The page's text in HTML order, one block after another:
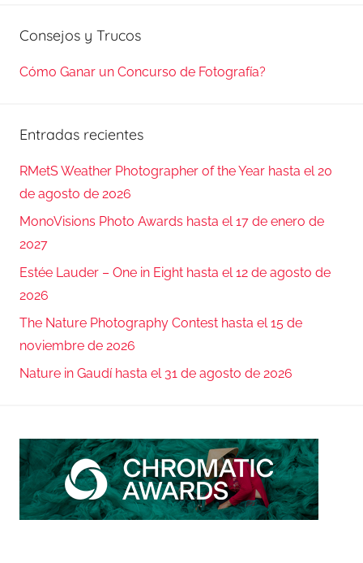
Consejos y Trucos
Cómo Ganar un Concurso de Fotografía?
Entradas recientes
RMetS Weather Photographer of the Year hasta el 20
de agosto de 2026
MonoVisions Photo Awards hasta el 17 de enero de
2027
Estée Lauder – One in Eight hasta el 12 de agosto de
2026
The Nature Photography Contest hasta el 15 de
noviembre de 2026
Nature in Gaudí hasta el 31 de agosto de 2026